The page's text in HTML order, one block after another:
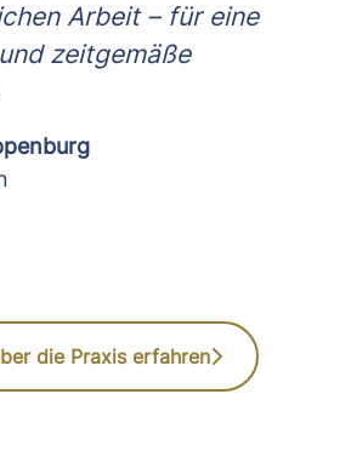
Arbeit – für eine
zeitgemäße
die Praxis erfahren